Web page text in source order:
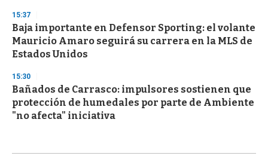
15:37
Baja importante en Defensor Sporting: el volante
Mauricio Amaro seguirá su carrera en la MLS de
Estados Unidos
15:30
Bañados de Carrasco: impulsores sostienen que
protección de humedales por parte de Ambiente
"no afecta" iniciativa